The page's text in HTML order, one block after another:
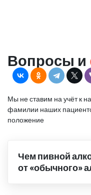
Вопросы и
Мы не ставим на учёт к
фамилии наших
положение
Чем пивной
от «обычного»